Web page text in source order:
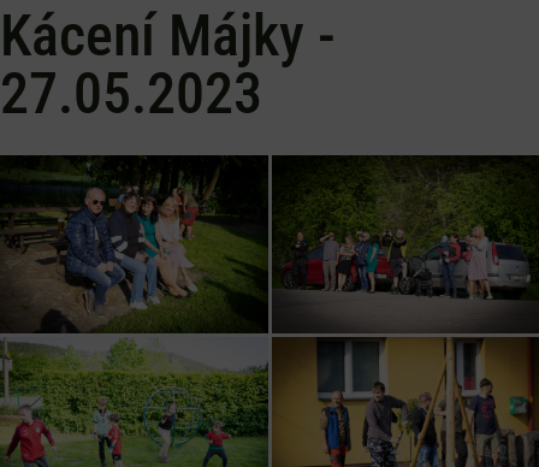
Kácení Májky -
27.05.2023